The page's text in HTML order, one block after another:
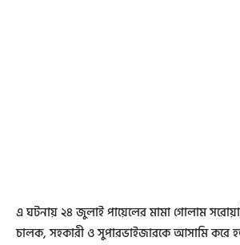
এ ঘটনায় ২৪ জুলাই পায়েলের মামা গোলাম
চালক, সহকারী ও সুপারভাইজারকে আসামি করে